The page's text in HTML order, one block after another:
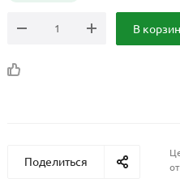
В
Поделиться